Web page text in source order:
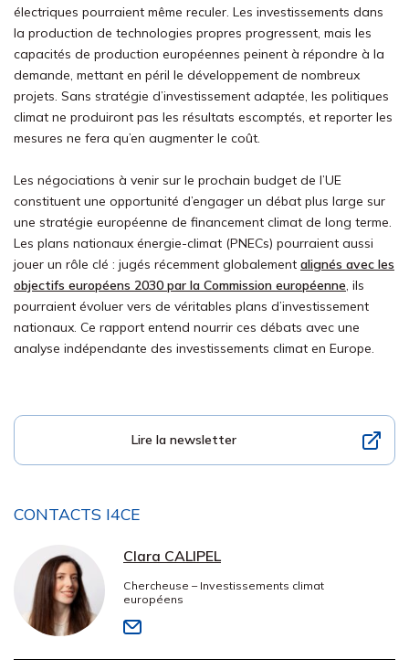
électriques pourraient même reculer. Les investissements dans
la production de technologies propres progressent, mais les
capacités de production européennes peinent à répondre à la
demande, mettant en péril le développement de nombreux
projets. Sans stratégie d’investissement adaptée, les politiques
climat ne produiront pas les résultats escomptés, et reporter les
mesures ne fera qu’en augmenter le coût.
Les négociations à venir sur le prochain budget de l’UE
constituent une opportunité d’engager un débat plus large sur
une stratégie européenne de financement climat de long terme.
Les plans nationaux énergie-climat (PNECs) pourraient aussi
jouer un rôle clé : jugés récemment globalement alignés avec les
objectifs européens 2030 par la Commission européenne, ils
pourraient évoluer vers de véritables plans d’investissement
nationaux. Ce rapport entend nourrir ces débats avec une
analyse indépendante des investissements climat en Europe.
Lire la newsletter
CONTACTS I4CE
Clara CALIPEL
Chercheuse – Investissements climat
européens